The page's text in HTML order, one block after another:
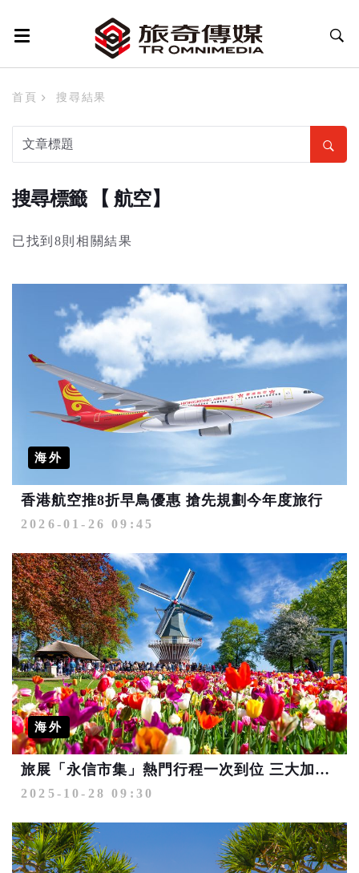
首頁 搜尋結果
搜尋標籤 【 航空】
已找到8則相關結果
海外
香港航空推8折早鳥優惠 搶先規劃今年度旅行
2026-01-26 09:45
海外
旅展「永信市集」熱門行程一次到位 三大加碼活動現場送好禮
2025-10-28 09:30